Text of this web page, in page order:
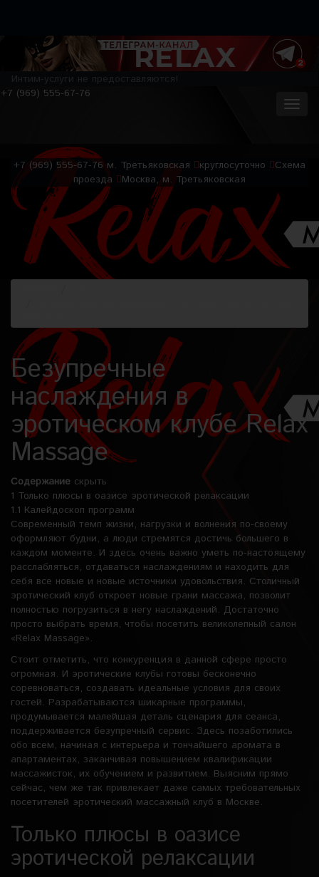
Интим-услуги не предоставляются!
+7 (969) 555-67-76
+7 (969) 555-67-76 м. Третьяковская круглосуточно
Схема
проезда
Москва, м. Третьяковская
Безупречные
наслаждения в
эротическом клубе Relax
Massage
Содержание скрыть
1 Только плюсы в оазисе эротической релаксации
1.1 Калейдоскоп программ
Современный темп жизни, нагрузки и волнения по-своему
оформляют будни, а люди стремятся достичь большего в
каждом моменте. И здесь очень важно уметь по-настоящему
расслабляться, отдаваться наслаждениям и находить для
себя все новые и новые источники удовольствия. Столичный
эротический клуб откроет новые грани массажа, позволит
полностью погрузиться в негу наслаждений. Достаточно
просто выбрать время, чтобы посетить великолепный салон
«Relax Massage».
Стоит отметить, что конкуренция в данной сфере просто
огромная. И эротические клубы готовы бесконечно
соревноваться, создавать идеальные условия для своих
гостей. Разрабатываются шикарные программы,
продумывается малейшая деталь сценария для сеанса,
поддерживается безупречный сервис. Здесь позаботились
обо всем, начиная с интерьера и тончайшего аромата в
апартаментах, заканчивая повышением квалификации
массажисток, их обучением и развитием. Выясним прямо
сейчас, чем же так привлекает даже самых требовательных
посетителей эротический массажный клуб в Москве.
Только плюсы в оазисе
эротической релаксации